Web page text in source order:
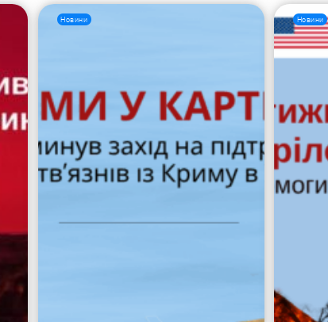
Пошук за запитом:
Новини Новини